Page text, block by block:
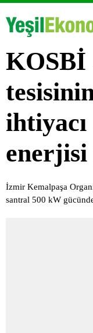
KOSBİ
enerjisi
İzmir Kemalpaşa
santral 500 kW